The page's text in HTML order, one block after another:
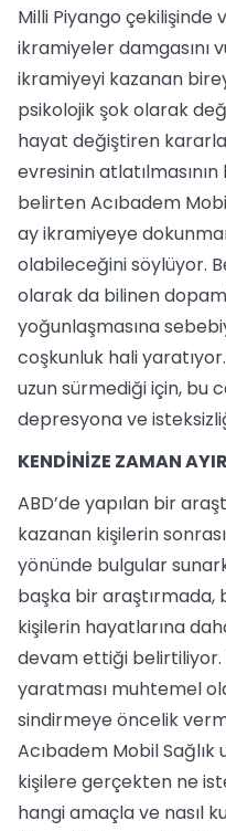
Milli Piyango çekilişinde
ikramiyeler damgasını
ikramiyeyi kazanan
psikolojik şok olarak
hayat değiştiren
evresinin atlatılmasının
belirten Acıbadem
ay ikramiyeye
olabileceğini söylüyor.
olarak da bilinen
yoğunlaşmasına
coşkunluk hali
uzun sürmediği için, bu
depresyona ve
KENDİNİZE ZAMAN
ABD’de yapılan bir
kazanan kişilerin
yönünde bulgular
başka bir araştırmada,
kişilerin hayatlarına
devam ettiği belirtiliyor.
yaratması muhtemel
sindirmeye öncelik
Acıbadem Mobil
kişilere gerçekten ne
hangi amaçla ve nasıl